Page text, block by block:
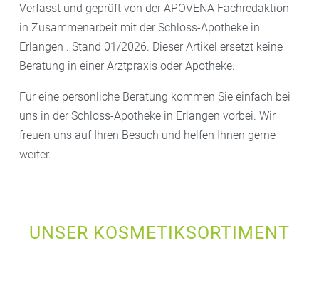
Verfasst und geprüft von der APOVENA Fachredaktion
in Zusammenarbeit mit der Schloss-Apotheke in
Erlangen . Stand 01/2026. Dieser Artikel ersetzt keine
Beratung in einer Arztpraxis oder Apotheke.
Für eine persönliche Beratung kommen Sie einfach bei
uns in der Schloss-Apotheke in Erlangen vorbei. Wir
freuen uns auf Ihren Besuch und helfen Ihnen gerne
weiter.
UNSER KOSMETIKSORTIMENT